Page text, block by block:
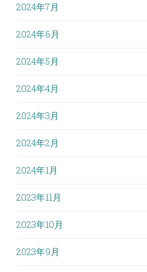
2024年7月
2024年6月
2024年5月
2024年4月
2024年3月
2024年2月
2024年1月
2023年11月
2023年10月
2023年9月